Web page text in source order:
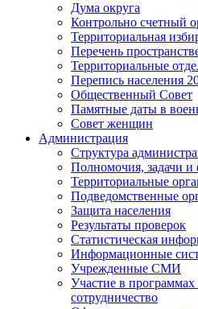
Дума округа
Контрольно счетный
Территориальная
Перечень
Территориальные
Перепись населения
Общественный Совет
Памятные даты в
Совет женщин
Администрация
Структура
Полномочия, задачи
Территориальные
Подведомственные
Защита населения
Результаты проверок
Статистическая
Информационные
Учрежденные СМИ
Участие в
сотрудничество